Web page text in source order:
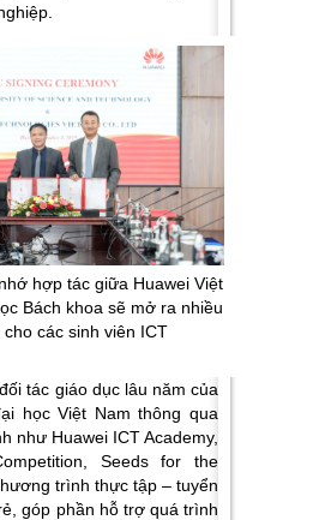
hợp tác giữa Huawei Việt
Bách khoa sẽ mở ra nhiều
các sinh viên ICT
tác giáo dục lâu năm của
học Việt Nam thông qua
như Huawei ICT Academy,
Seeds for the
trình thực tập – tuyển
góp phần hỗ trợ quá trình